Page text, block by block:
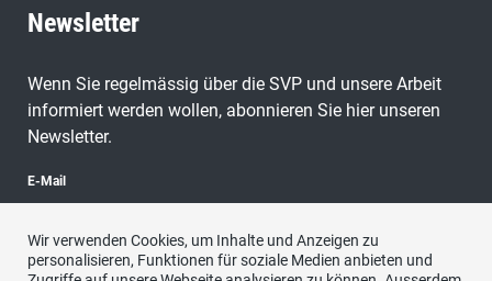
Newsletter
Wenn Sie regelmässig über die SVP und unsere Arbeit
informiert werden wollen, abonnieren Sie hier unseren
Newsletter.
E-Mail
Wir verwenden Cookies, um Inhalte und Anzeigen zu
personalisieren, Funktionen für soziale Medien anbieten und